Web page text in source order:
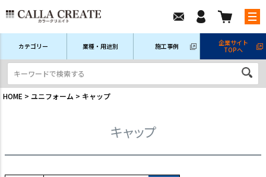
ログイン/マイページ
注文履歴
カテゴリー 業種・用途別 施工事例
企業サイト
TOPへ
HOME ユニフォーム キャップ
キャップ